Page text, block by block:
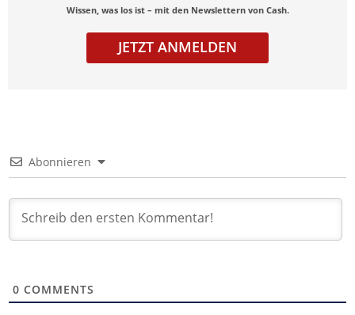
Wissen, was los ist – mit den Newslettern von Cash.
JETZT ANMELDEN
Abonnieren
0 COMMENTS